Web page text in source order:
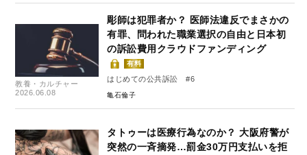
教養・カルチャー
2026.06.08
彫師は犯罪者か？ 医師法違反でまさかの
有罪、問われた職業選択の自由と日本初
の訴訟費用クラウドファンディング
有料
はじめての公共訴訟 #6
亀石倫子
タトゥーは医療行為なのか？ 大阪府警が
突然の一斉摘発…罰金30万円支払いを拒